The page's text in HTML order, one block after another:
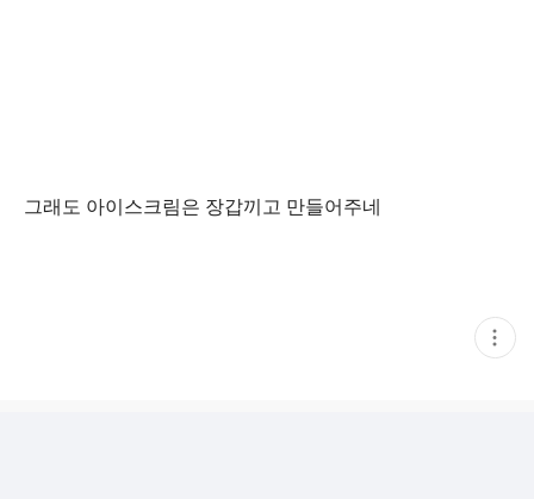
그래도 아이스크림은 장갑끼고 만들어주네
현
재